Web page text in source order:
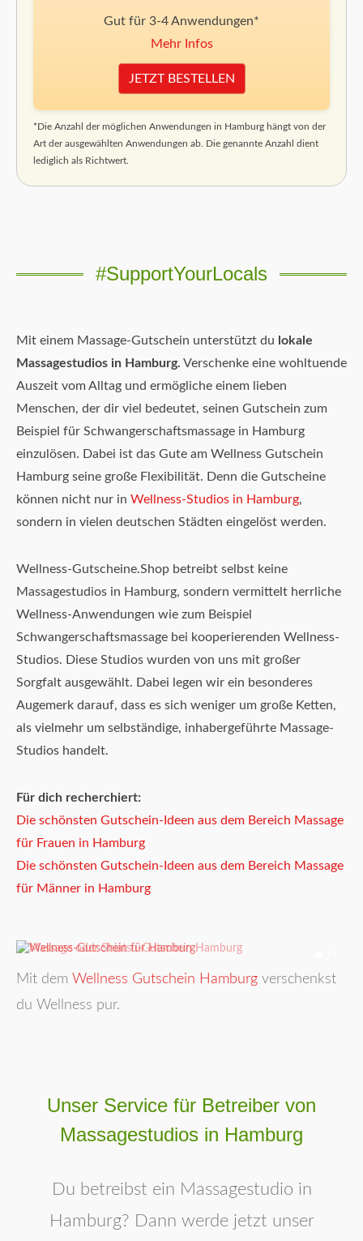
Gut für 3-4 Anwendungen*
Mehr Infos
JETZT BESTELLEN
*Die Anzahl der möglichen Anwendungen in Hamburg hängt von der
Art der ausgewählten Anwendungen ab. Die genannte Anzahl dient
lediglich als Richtwert.
#SupportYourLocals
Mit einem Massage-Gutschein unterstützt du lokale
Massagestudios in Hamburg. Verschenke eine wohltuende
Auszeit vom Alltag und ermögliche einem lieben
Menschen, der dir viel bedeutet, seinen Gutschein zum
Beispiel für Schwangerschaftsmassage in Hamburg
einzulösen. Dabei ist das Gute am Wellness Gutschein
Hamburg seine große Flexibilität. Denn die Gutscheine
können nicht nur in Wellness-Studios in Hamburg,
sondern in vielen deutschen Städten eingelöst werden.
Wellness-Gutscheine.Shop betreibt selbst keine
Massagestudios in Hamburg, sondern vermittelt herrliche
Wellness-Anwendungen wie zum Beispiel
Schwangerschaftsmassage bei kooperierenden Wellness-
Studios. Diese Studios wurden von uns mit großer
Sorgfalt ausgewählt. Dabei legen wir ein besonderes
Augemerk darauf, dass es sich weniger um große Ketten,
als vielmehr um selbständige, inhabergeführte Massage-
Studios handelt.
Für dich recherchiert:
Die schönsten Gutschein-Ideen aus dem Bereich Massage
für Frauen in Hamburg
Die schönsten Gutschein-Ideen aus dem Bereich Massage
für Männer in Hamburg
Mit dem Wellness Gutschein Hamburg verschenkst
du Wellness pur.
Unser Service für Betreiber von
Massagestudios in Hamburg
Du betreibst ein Massagestudio in
Hamburg? Dann werde jetzt unser